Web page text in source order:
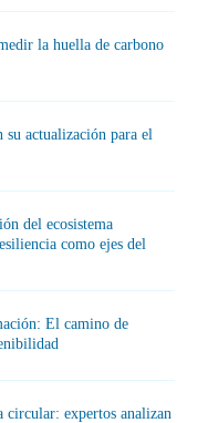
la huella de carbono
actualización para el
del ecosistema
como ejes del
El camino de
expertos analizan